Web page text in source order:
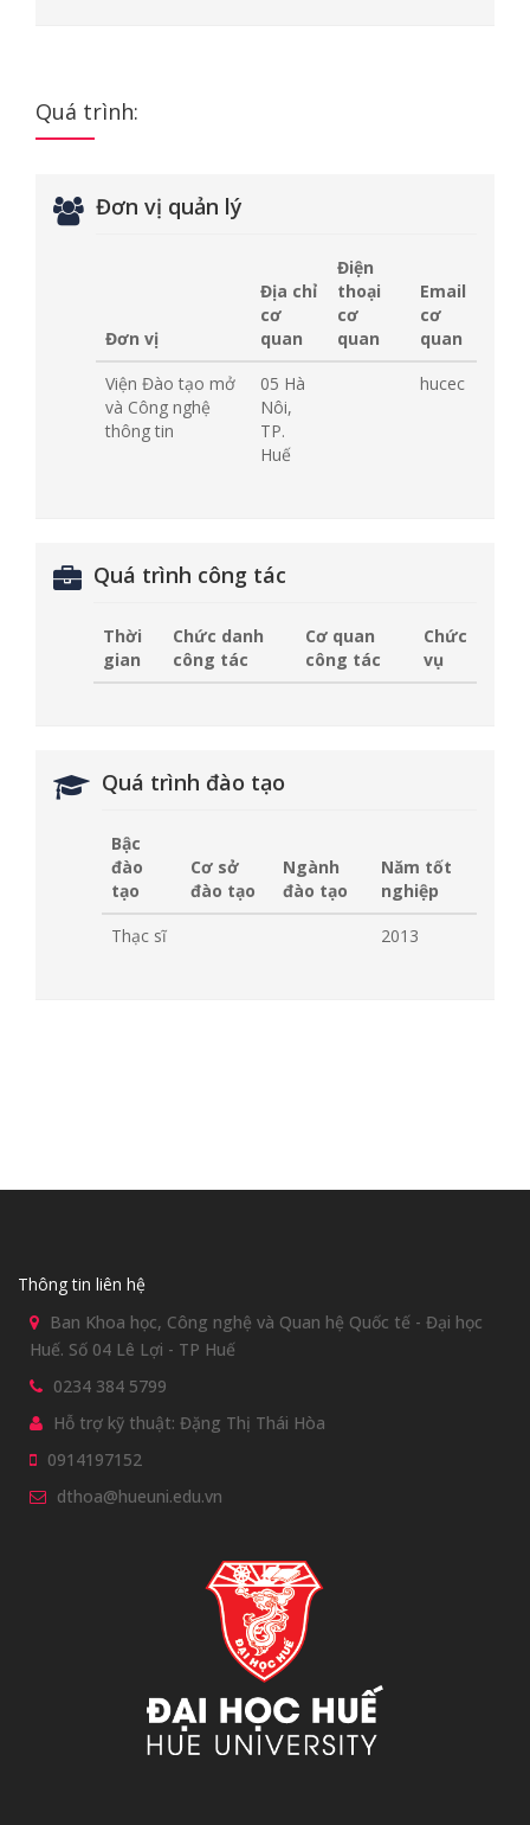
Quá trình:
Đơn vị quản lý
Đơn vị
Địa chỉ
cơ
quan
Điện
thoại
cơ
quan
Email
cơ
quan
Viện Đào tạo mở
và Công nghệ
thông tin
05 Hà
Nôi,
TP.
Huế
hucec
Quá trình công tác
Thời
gian
Chức danh
công tác
Cơ quan
công tác
Chức
vụ
Quá trình đào tạo
Bậc
đào
tạo
Cơ sở
đào tạo
Ngành
đào tạo
Năm tốt
nghiệp
Thạc sĩ
2013
Thông tin liên hệ
Ban Khoa học, Công nghệ và Quan hệ Quốc tế - Đại học
Huế. Số 04 Lê Lợi - TP Huế
0234 384 5799
Hỗ trợ kỹ thuật: Đặng Thị Thái Hòa
0914197152
dthoa@hueuni.edu.vn